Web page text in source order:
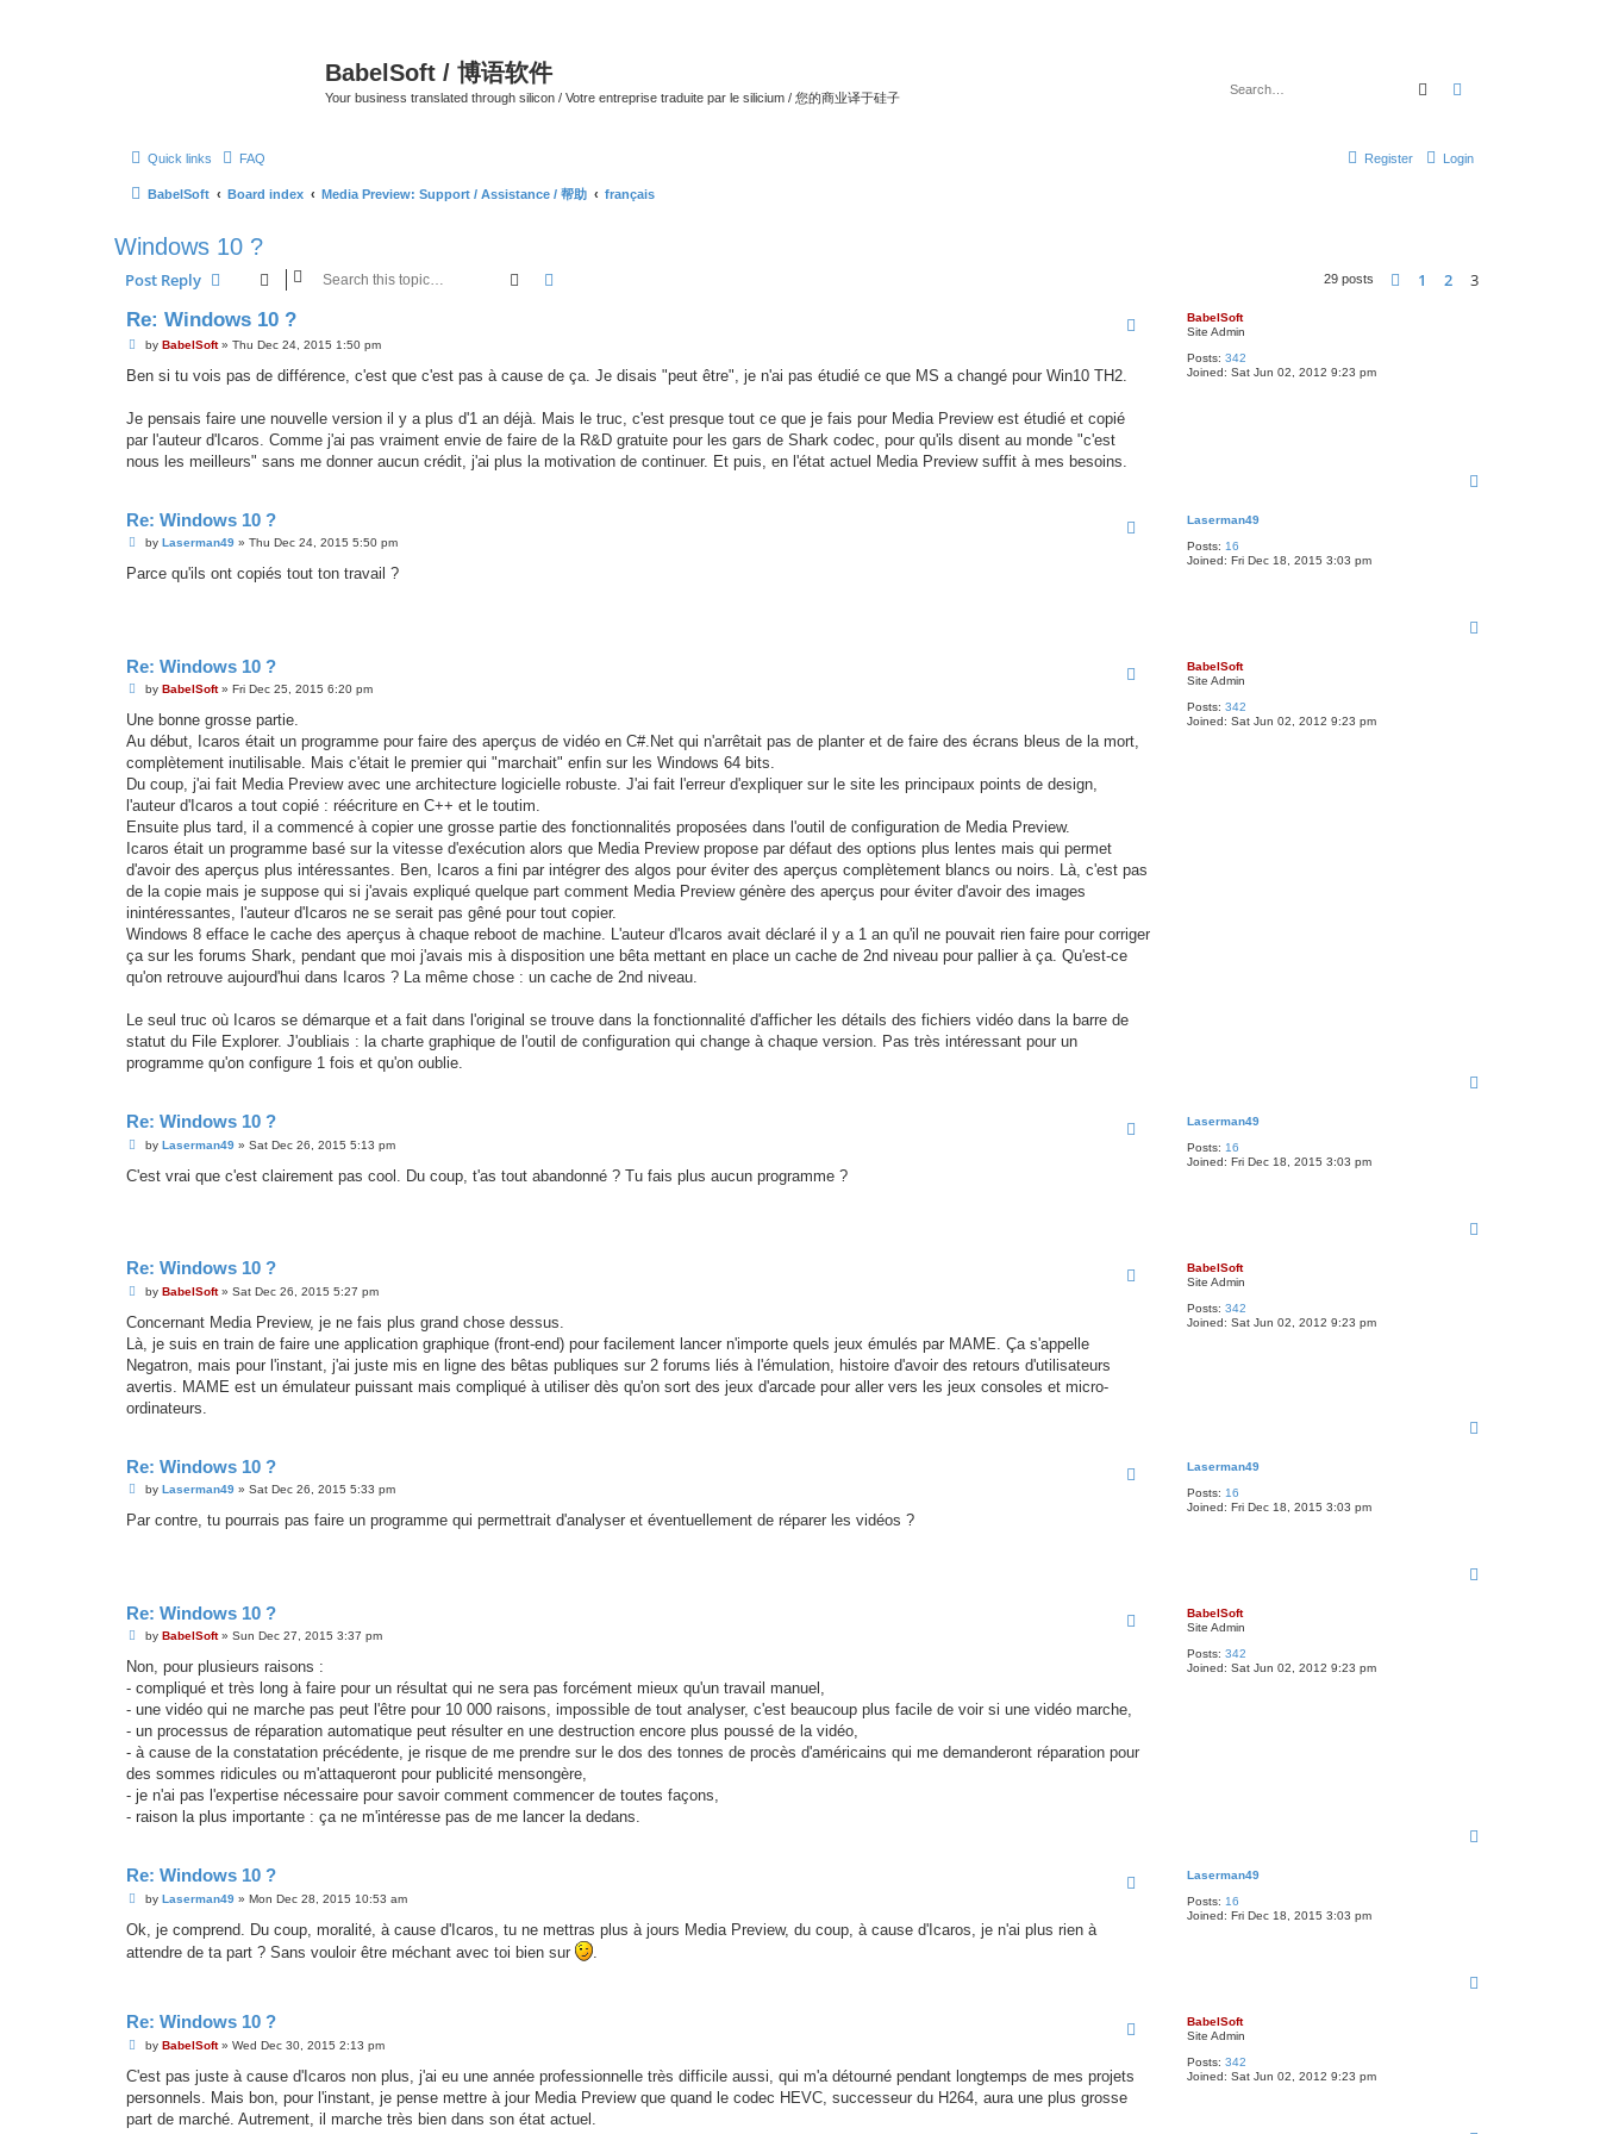
BabelSoft / 博语软件
Your business translated through silicon / Votre entreprise traduite par le silicium / 您的商业译于硅子 Search
Quick links FAQ Login
Register
BabelSoft Board index Media Preview: Support / Assistance / 帮助 français
Windows 10 ?
Post Reply Search 29 posts Previous
1 2 3
BabelSoft
Site Admin
Posts: 342
Joined: Sat Jun 02, 2012 9:23 pm
Re: Windows 10 ?
P
s
by BabelSoft» Thu Dec 24, 2015 1:50 pm
Ben si tu vois pas de différence, c'est que c'est pas à cause de ça. Je disais "peut être", je n'ai pas étudié ce que MS a changé pour Win10 TH2.
Je pensais faire une nouvelle version il y a plus d'1 an déjà. Mais le truc, c'est presque tout ce que je fais pour Media Preview est étudié et copié
par l'auteur d'Icaros. Comme j'ai pas vraiment envie de faire de la R&D gratuite pour les gars de Shark codec, pour qu'ils disent au monde "c'est
nous les meilleurs" sans me donner aucun crédit, j'ai plus la motivation de continuer. Et puis, en l'état actuel Media Preview suffit à mes besoins.
Laserman49
Posts: 16
Joined: Fri Dec 18, 2015 3:03 pm
Re: Windows 10 ?
P
s
by Laserman49» Thu Dec 24, 2015 5:50 pm
Parce qu'ils ont copiés tout ton travail ?
BabelSoft
Site Admin
Posts: 342
Joined: Sat Jun 02, 2012 9:23 pm
Re: Windows 10 ?
P
s
by BabelSoft» Fri Dec 25, 2015 6:20 pm
Une bonne grosse partie.
Au début, Icaros était un programme pour faire des aperçus de vidéo en C#.Net qui n'arrêtait pas de planter et de faire des écrans bleus de la mort,
complètement inutilisable. Mais c'était le premier qui "marchait" enfin sur les Windows 64 bits.
Du coup, j'ai fait Media Preview avec une architecture logicielle robuste. J'ai fait l'erreur d'expliquer sur le site les principaux points de design,
l'auteur d'Icaros a tout copié : réécriture en C++ et le toutim.
Ensuite plus tard, il a commencé à copier une grosse partie des fonctionnalités proposées dans l'outil de configuration de Media Preview.
Icaros était un programme basé sur la vitesse d'exécution alors que Media Preview propose par défaut des options plus lentes mais qui permet
d'avoir des aperçus plus intéressantes. Ben, Icaros a fini par intégrer des algos pour éviter des aperçus complètement blancs ou noirs. Là, c'est pas
de la copie mais je suppose qui si j'avais expliqué quelque part comment Media Preview génère des aperçus pour éviter d'avoir des images
inintéressantes, l'auteur d'Icaros ne se serait pas gêné pour tout copier.
Windows 8 efface le cache des aperçus à chaque reboot de machine. L'auteur d'Icaros avait déclaré il y a 1 an qu'il ne pouvait rien faire pour corriger
ça sur les forums Shark, pendant que moi j'avais mis à disposition une bêta mettant en place un cache de 2nd niveau pour pallier à ça. Qu'est-ce
qu'on retrouve aujourd'hui dans Icaros ? La même chose : un cache de 2nd niveau.
Le seul truc où Icaros se démarque et a fait dans l'original se trouve dans la fonctionnalité d'afficher les détails des fichiers vidéo dans la barre de
statut du File Explorer. J'oubliais : la charte graphique de l'outil de configuration qui change à chaque version. Pas très intéressant pour un
programme qu'on configure 1 fois et qu'on oublie.
Laserman49
Posts: 16
Joined: Fri Dec 18, 2015 3:03 pm
Re: Windows 10 ?
P
s
by Laserman49» Sat Dec 26, 2015 5:13 pm
C'est vrai que c'est clairement pas cool. Du coup, t'as tout abandonné ? Tu fais plus aucun programme ?
BabelSoft
Site Admin
Posts: 342
Joined: Sat Jun 02, 2012 9:23 pm
Re: Windows 10 ?
P
s
by BabelSoft» Sat Dec 26, 2015 5:27 pm
Concernant Media Preview, je ne fais plus grand chose dessus.
Là, je suis en train de faire une application graphique (front-end) pour facilement lancer n'importe quels jeux émulés par MAME. Ça s'appelle
Negatron, mais pour l'instant, j'ai juste mis en ligne des bêtas publiques sur 2 forums liés à l'émulation, histoire d'avoir des retours d'utilisateurs
avertis. MAME est un émulateur puissant mais compliqué à utiliser dès qu'on sort des jeux d'arcade pour aller vers les jeux consoles et micro-
ordinateurs.
Laserman49
Posts: 16
Joined: Fri Dec 18, 2015 3:03 pm
Re: Windows 10 ?
P
s
by Laserman49» Sat Dec 26, 2015 5:33 pm
Par contre, tu pourrais pas faire un programme qui permettrait d'analyser et éventuellement de réparer les vidéos ?
BabelSoft
Site Admin
Posts: 342
Joined: Sat Jun 02, 2012 9:23 pm
Re: Windows 10 ?
P
s
by BabelSoft» Sun Dec 27, 2015 3:37 pm
Non, pour plusieurs raisons :
- compliqué et très long à faire pour un résultat qui ne sera pas forcément mieux qu'un travail manuel,
- une vidéo qui ne marche pas peut l'être pour 10 000 raisons, impossible de tout analyser, c'est beaucoup plus facile de voir si une vidéo marche,
- un processus de réparation automatique peut résulter en une destruction encore plus poussé de la vidéo,
- à cause de la constatation précédente, je risque de me prendre sur le dos des tonnes de procès d'américains qui me demanderont réparation pour
des sommes ridicules ou m'attaqueront pour publicité mensongère,
- je n'ai pas l'expertise nécessaire pour savoir comment commencer de toutes façons,
- raison la plus importante : ça ne m'intéresse pas de me lancer la dedans.
Laserman49
Posts: 16
Joined: Fri Dec 18, 2015 3:03 pm
Re: Windows 10 ?
P
s
by Laserman49» Mon Dec 28, 2015 10:53 am
Ok, je comprend. Du coup, moralité, à cause d'Icaros, tu ne mettras plus à jours Media Preview, du coup, à cause d'Icaros, je n'ai plus rien à
attendre de ta part ? Sans vouloir être méchant avec toi bien sur
BabelSoft
Site Admin
Posts: 342
Joined: Sat Jun 02, 2012 9:23 pm
Re: Windows 10 ?
P
s
by BabelSoft» Wed Dec 30, 2015 2:13 pm
C'est pas juste à cause d'Icaros non plus, j'ai eu une année professionnelle très difficile aussi, qui m'a détourné pendant longtemps de mes projets
personnels. Mais bon, pour l'instant, je pense mettre à jour Media Preview que quand le codec HEVC, successeur du H264, aura une plus grosse
part de marché. Autrement, il marche très bien dans son état actuel.